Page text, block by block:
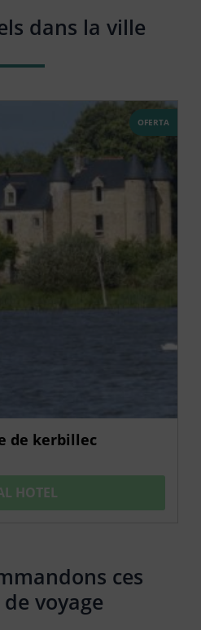
dans la ville
OFERTA
de kerbillec
HOTEL
ces
voyage